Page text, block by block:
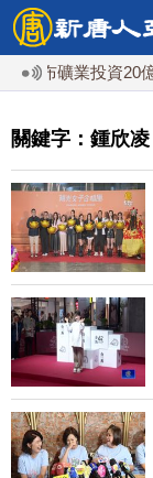
布礦業投資20億
關鍵字：鍾欣凌